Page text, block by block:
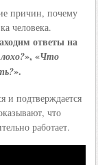
причин, почему
человека.
ответы на
», «Что
».
и подтверждается
что
работает.